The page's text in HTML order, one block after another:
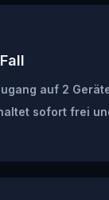
auf 2
sofort frei